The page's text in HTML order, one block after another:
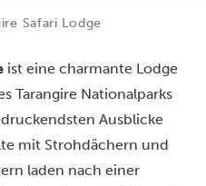
Safari Lodge
ist eine charmante Lodge
Tarangire Nationalparks
Ausblicke
mit Strohdächern und
laden nach einer